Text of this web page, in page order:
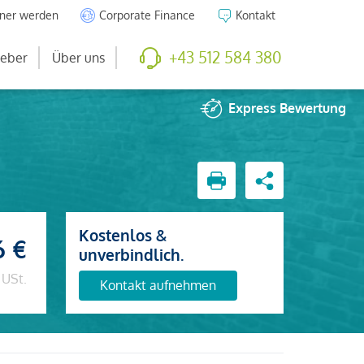
werden Corporate Finance Kontakt
Über uns +43 512 584 380
Express Bewertung
€
Kostenlos &
unverbindlich.
Kontakt aufnehmen